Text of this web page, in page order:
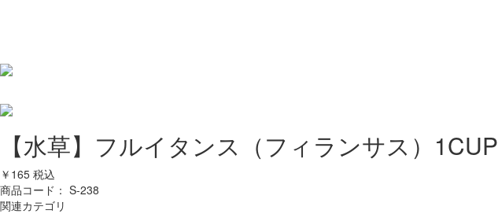
【水草】フルイタンス（フィランサス）1CUP
￥165 税込
商品コード： S-238
関連カテゴリ